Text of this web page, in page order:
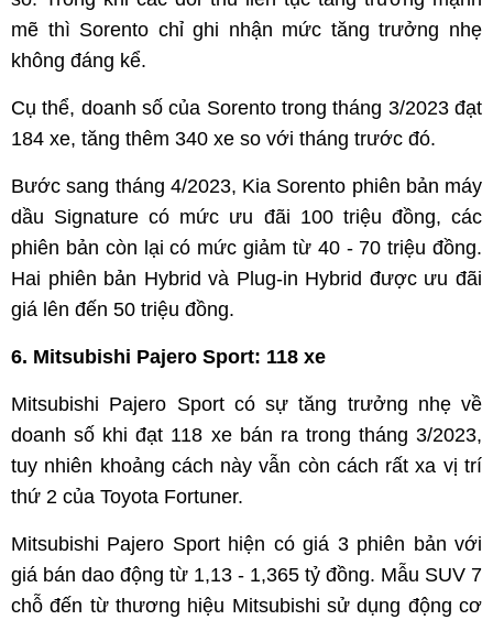
mẽ thì Sorento chỉ ghi nhận mức tăng trưởng nhẹ
không đáng kể.
Cụ thể, doanh số của Sorento trong tháng 3/2023 đạt
184 xe, tăng thêm 340 xe so với tháng trước đó.
Bước sang tháng 4/2023, Kia Sorento phiên bản máy
dầu Signature có mức ưu đãi 100 triệu đồng, các
phiên bản còn lại có mức giảm từ 40 - 70 triệu đồng.
Hai phiên bản Hybrid và Plug-in Hybrid được ưu đãi
giá lên đến 50 triệu đồng.
6. Mitsubishi Pajero Sport: 118 xe
Mitsubishi Pajero Sport có sự tăng trưởng nhẹ về
doanh số khi đạt 118 xe bán ra trong tháng 3/2023,
tuy nhiên khoảng cách này vẫn còn cách rất xa vị trí
thứ 2 của Toyota Fortuner.
Mitsubishi Pajero Sport hiện có giá 3 phiên bản với
giá bán dao động từ 1,13 - 1,365 tỷ đồng. Mẫu SUV 7
chỗ đến từ thương hiệu Mitsubishi sử dụng động cơ